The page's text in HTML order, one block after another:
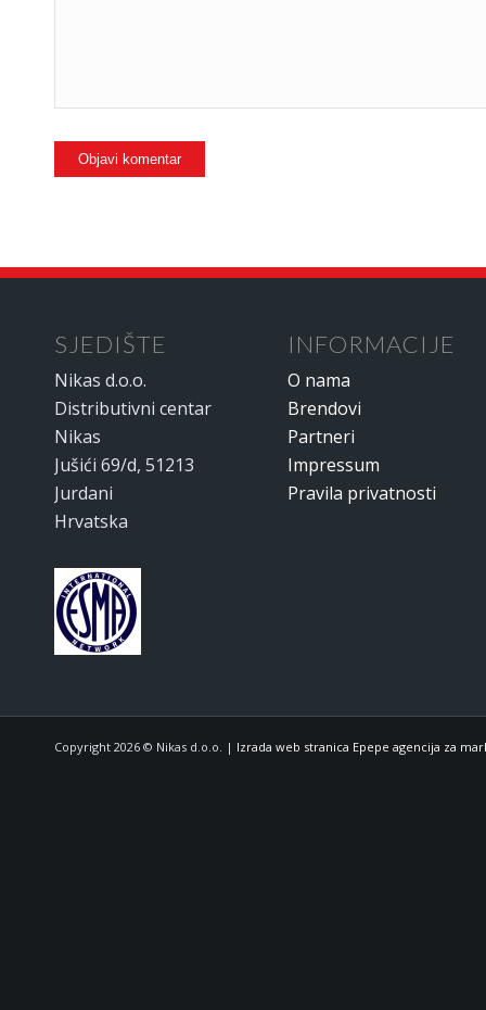
SJEDIŠTE
Nikas d.o.o.
Distributivni centar
Nikas
Jušići 69/d, 51213
Jurdani
Hrvatska
INFORMACIJE
O nama
Brendovi
Partneri
Impressum
Pravila privatnosti
Copyright 2026 © Nikas d.o.o. | Izrada web stranica Epepe agencija za